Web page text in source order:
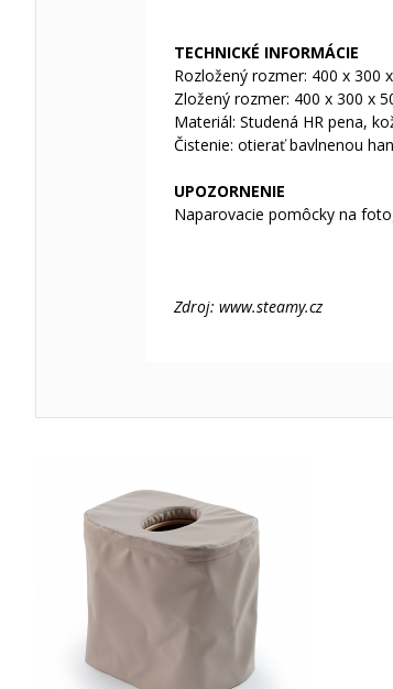
TECHNICKÉ INFORMÁCIE
Rozložený rozmer: 400 x 300
Zložený rozmer: 400 x 300 x
Materiál: Studená HR pena,
Čistenie: otierať bavlnenou
UPOZORNENIE
Naparovacie pomôcky na
Zdroj: www.steamy.cz